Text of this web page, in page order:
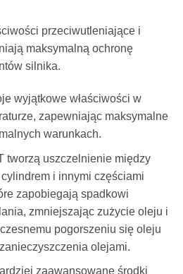
przeciwutleniające i
maksymalną ochronę
silnika.
wyjątkowe właściwości w
zapewniając maksymalne
warunkach.
tworzą uszczelnienie między
i innymi częściami
zapobiegają spadkowi
zmniejszając zużycie oleju i
pogorszeniu się oleju
olejami.
zaawansowane środki